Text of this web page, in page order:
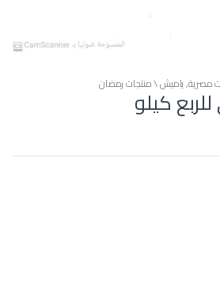
مصرية,ياميش \ منتجات رمضان
كيلو